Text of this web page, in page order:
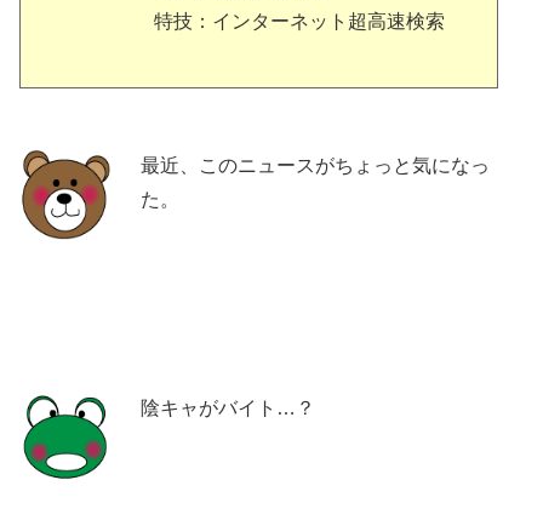
特技：インターネット超高速検索
最近、このニュースがちょっと気になっ
た。
陰キャがバイト…？